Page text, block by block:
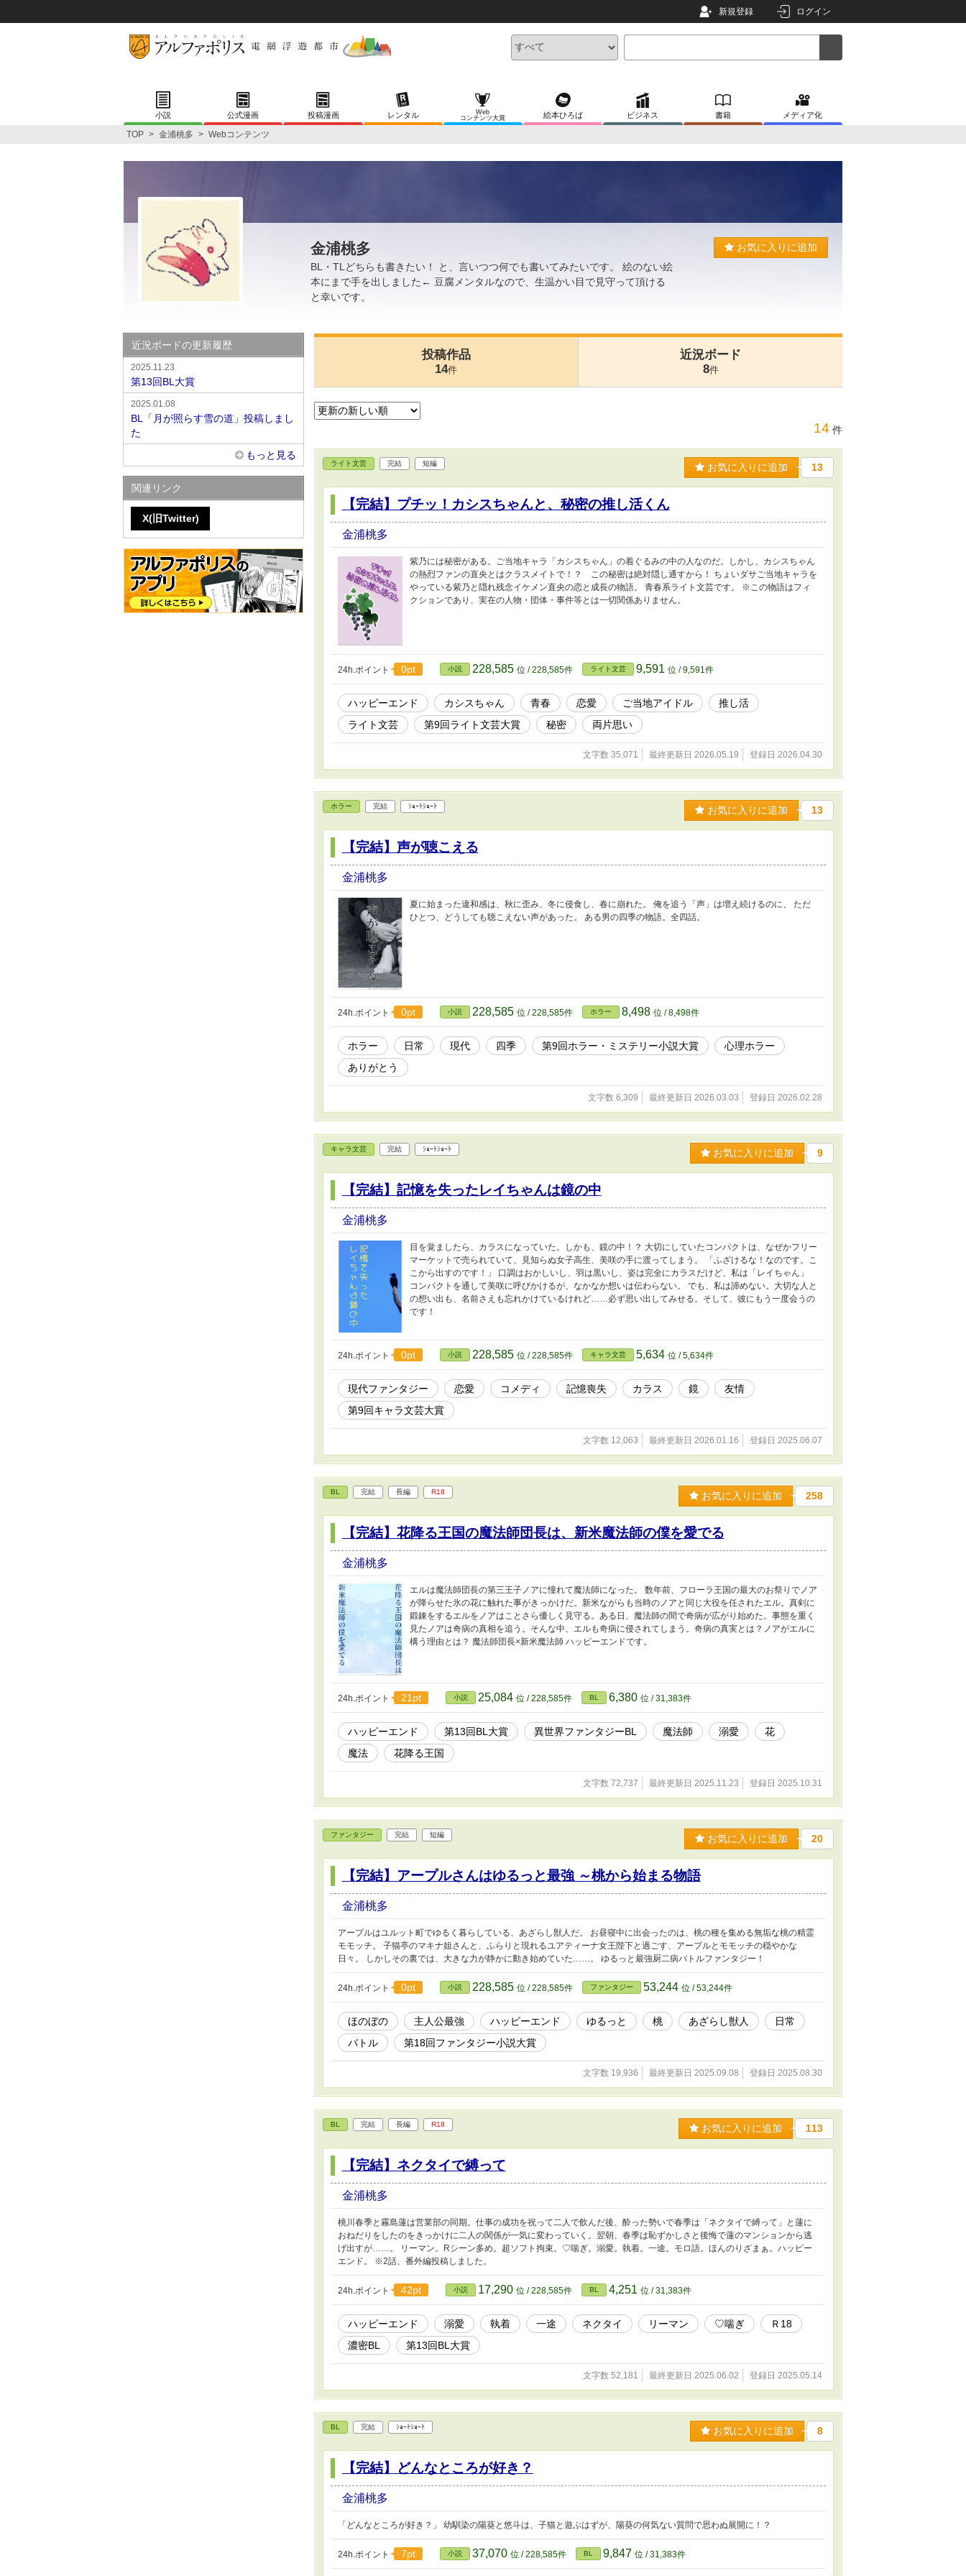
新規登録 ログイン
小説 公式漫画 投稿漫画 レンタル
Web
コンテンツ大賞
絵本ひろば ビジネス 書籍 メディア化
TOP > 金浦桃多 > Webコンテンツ
金浦桃多
BL・TLどちらも書きたい！ と、言いつつ何でも書いてみたいです。 絵のない絵
本にまで手を出しました← 豆腐メンタルなので、生温かい目で見守って頂ける
と幸いです。
お気に入りに追加
投稿作品
14件
近況ボード
8件
14 件
ライト文芸 完結 短編 お気に入りに追加 13
【完結】プチッ！カシスちゃんと、秘密の推し活くん
金浦桃多
紫乃には秘密がある。ご当地キャラ「カシスちゃん」の着ぐるみの中の人なのだ。しかし、カシスちゃん
の熱烈ファンの直央とはクラスメイトで！？ この秘密は絶対隠し通すから！ ちょいダサご当地キャラを
やっている紫乃と隠れ残念イケメン直央の恋と成長の物語。 青春系ライト文芸です。 ※この物語はフィ
クションであり、実在の人物・団体・事件等とは一切関係ありません。
24h.ポイント 0pt 小説 228,585 位 / 228,585件 ライト文芸 9,591 位 / 9,591件
ハッピーエンド カシスちゃん 青春 恋愛 ご当地アイドル
推し活
ライト文芸
第9回ライト文芸大賞 秘密 両片思い
文字数 35,071 最終更新日 2026.05.19 登録日 2026.04.30
ホラー 完結 ｼｮｰﾄｼｮｰﾄ お気に入りに追加 13
【完結】声が聴こえる
金浦桃多
夏に始まった違和感は、秋に歪み、冬に侵食し、春に崩れた。 俺を追う「声」は増え続けるのに、 ただ
ひとつ、どうしても聴こえない声があった。 ある男の四季の物語。全四話。
24h.ポイント 0pt 小説 228,585 位 / 228,585件 ホラー 8,498 位 / 8,498件
ホラー 日常 現代 四季 第9回ホラー・ミステリー小説大賞
心理ホラー
ありがとう
文字数 6,309 最終更新日 2026.03.03 登録日 2026.02.28
キャラ文芸 完結 ｼｮｰﾄｼｮｰﾄ お気に入りに追加 9
【完結】記憶を失ったレイちゃんは鏡の中
金浦桃多
目を覚ましたら、カラスになっていた。しかも、鏡の中！？ 大切にしていたコンパクトは、なぜかフリー
マーケットで売られていて、見知らぬ女子高生、美咲の手に渡ってしまう。 「ふざけるな！なのです。こ
こから出すのです！」 口調はおかしいし、羽は黒いし、姿は完全にカラスだけど、私は「レイちゃん」
コンパクトを通して美咲に呼びかけるが、なかなか想いは伝わらない。 でも、私は諦めない。大切な人と
の想い出も、名前さえも忘れかけているけれど……必ず思い出してみせる。そして、彼にもう一度会うの
です！
24h.ポイント 0pt 小説 228,585 位 / 228,585件 キャラ文芸 5,634 位 / 5,634件
現代ファンタジー 恋愛 コメディ 記憶喪失 カラス 鏡
友情
第9回キャラ文芸大賞
文字数 12,063 最終更新日 2026.01.16 登録日 2025.06.07
BL 完結 長編 R18 お気に入りに追加 258
【完結】花降る王国の魔法師団長は、新米魔法師の僕を愛でる
金浦桃多
エルは魔法師団長の第三王子ノアに憧れて魔法師になった。 数年前、フローラ王国の最大のお祭りでノア
が降らせた氷の花に触れた事がきっかけだ。新米ながらも当時のノアと同じ大役を任されたエル。真剣に
鍛錬をするエルをノアはことさら優しく見守る。ある日、魔法師の間で奇病が広がり始めた。事態を重く
見たノアは奇病の真相を追う。そんな中、エルも奇病に侵されてしまう。奇病の真実とは？ノアがエルに
構う理由とは？ 魔法師団長×新米魔法師 ハッピーエンドです。
24h.ポイント 21pt 小説 25,084 位 / 228,585件 BL 6,380 位 / 31,383件
ハッピーエンド 第13回BL大賞 異世界ファンタジーBL 魔法師 溺愛
花
魔法
花降る王国
文字数 72,737 最終更新日 2025.11.23 登録日 2025.10.31
ファンタジー 完結 短編 お気に入りに追加 20
【完結】アープルさんはゆるっと最強 ～桃から始まる物語
金浦桃多
アープルはユルット町でゆるく暮らしている、あざらし獣人だ。 お昼寝中に出会ったのは、桃の種を集める無垢な桃の精霊
モモッチ。 子猫亭のマキナ姐さんと、ふらりと現れるユアティーナ女王陛下と過ごす、アープルとモモッチの穏やかな
日々。 しかしその裏では、大きな力が静かに動き始めていた……。 ゆるっと最強厨二病バトルファンタジー！
24h.ポイント 0pt 小説 228,585 位 / 228,585件 ファンタジー 53,244 位 / 53,244件
ほのぼの 主人公最強 ハッピーエンド ゆるっと 桃 あざらし獣人
日常
バトル
第18回ファンタジー小説大賞
文字数 19,936 最終更新日 2025.09.08 登録日 2025.08.30
BL 完結 長編 R18 お気に入りに追加 113
【完結】ネクタイで縛って
金浦桃多
桃川春季と霧島蓮は営業部の同期。仕事の成功を祝って二人で飲んだ後、酔った勢いで春季は「ネクタイで縛って」と蓮に
おねだりをしたのをきっかけに二人の関係が一気に変わっていく。翌朝、春季は恥ずかしさと後悔で蓮のマンションから逃
げ出すが……。 リーマン。Rシーン多め。超ソフト拘束。♡喘ぎ。溺愛。執着。一途。モロ語。ほんのりざまぁ。ハッピー
エンド。 ※2話、番外編投稿しました。
24h.ポイント 42pt 小説 17,290 位 / 228,585件 BL 4,251 位 / 31,383件
ハッピーエンド 溺愛 執着 一途 ネクタイ リーマン ♡喘ぎ
Ｒ18
濃密BL
第13回BL大賞
文字数 52,181 最終更新日 2025.06.02 登録日 2025.05.14
BL 完結 ｼｮｰﾄｼｮｰﾄ お気に入りに追加 8
【完結】どんなところが好き？
金浦桃多
「どんなところが好き？」 幼馴染の陽葵と悠斗は、子猫と遊ぶはずが、陽葵の何気ない質問で思わぬ展開に！？
24h.ポイント 7pt 小説 37,070 位 / 228,585件 BL 9,847 位 / 31,383件
近況ボードの更新履歴
2025.11.23
第13回BL大賞
2025.01.08
BL「月が照らす雪の道」投稿しまし
た
もっと見る
関連リンク
X(旧Twitter)